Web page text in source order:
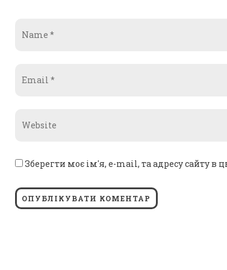
Зберегти моє ім'я, e-mail, та адресу сайту в